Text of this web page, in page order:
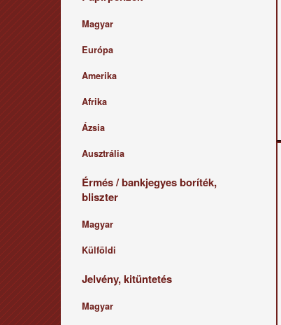
Magyar
Európa
Amerika
Afrika
Ázsia
Ausztrália
Érmés / bankjegyes boríték,
bliszter
Magyar
Külföldi
Jelvény, kitüntetés
Magyar